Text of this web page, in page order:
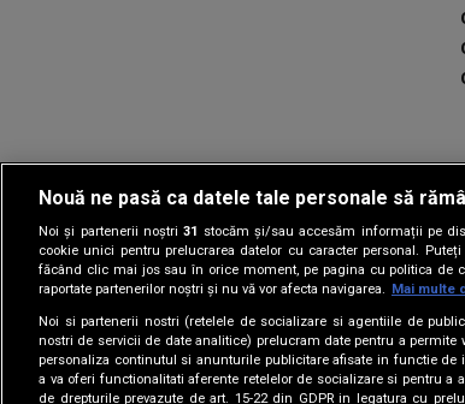
Nouă ne pasă ca datele tale personale să
Noi și partenerii noștri31 stocăm și/sau accesăm informații pe
cookie unici pentru prelucrarea datelor cu caracter personal.
făcând clic mai jos sau în orice moment, pe pagina cu politica de
raportate partenerilor noștri și nu vă vor afecta navigarea. Mai multe
Noi si partenerii nostri (retelele de socializare si agentiile de
nostri de servicii de date analitice) prelucram date pentru a permite
personaliza continutul si anunturile publicitare afisate in functie de
a va oferi functionalitati aferente retelelor de socializare si pentru a
de drepturile prevazute de art. 15-22 din GDPR in legatura cu